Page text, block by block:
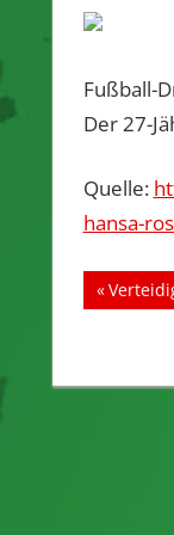
Fußball-
Der 27-
Quelle:
hansa-
Beitrag: